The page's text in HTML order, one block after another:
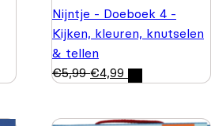
Nijntje - Doeboek 4 -
Kijken, kleuren, knutselen
& tellen
€5,99 €4,99